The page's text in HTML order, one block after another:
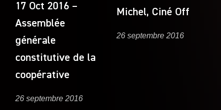
17 Oct 2016 –
Assemblée
générale
constitutive de la
coopérative
26 septembre 2016
Michel, Ciné Off
26 septembre 2016